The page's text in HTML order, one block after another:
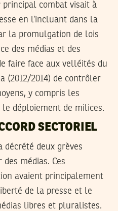
combat visait à
en l’incluant dans la
la promulgation de lois
des médias et des
faire face aux velléités du
(2012/2014) de contrôler
y compris les
le déploiement de milices.
SECTORIEL
décrété deux grèves
médias. Ces
avaient principalement
de la presse et le
libres et pluralistes.